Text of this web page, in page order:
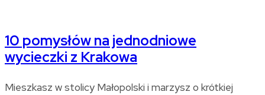
10 pomysłów na jednodniowe
wycieczki z Krakowa
Mieszkasz w stolicy Małopolski i marzysz o krótkiej